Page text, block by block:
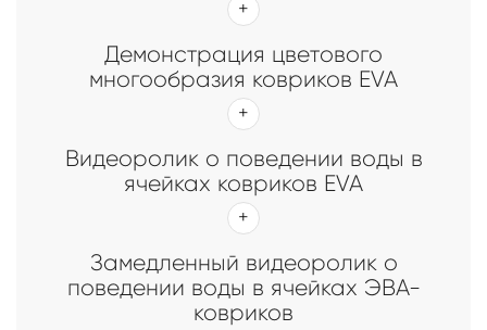
Демонстрация цветового
многообразия ковриков EVA
Видеоролик о поведении воды в
ячейках ковриков EVA
Замедленный видеоролик о
поведении воды в ячейках ЭВА-
ковриков